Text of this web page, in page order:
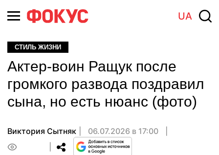
UA
СТИЛЬ ЖИЗНИ
Актер-воин Ращук после
громкого развода поздравил
сына, но есть нюанс (фото)
Виктория Сытняк
06.07.2026 в 17:00